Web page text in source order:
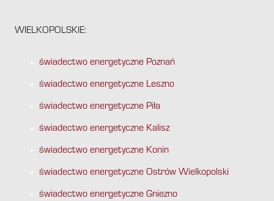
WIELKOPOLSKIE:
świadectwo energetyczne Poznań
świadectwo energetyczne Leszno
świadectwo energetyczne Piła
świadectwo energetyczne Kalisz
świadectwo energetyczne Konin
świadectwo energetyczne Ostrów Wielkopolski
świadectwo energetyczne Gniezno